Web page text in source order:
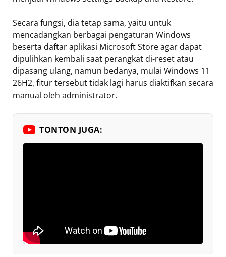
Secara fungsi, dia tetap sama, yaitu untuk
mencadangkan berbagai pengaturan Windows
beserta daftar aplikasi Microsoft Store agar dapat
dipulihkan kembali saat perangkat di-reset atau
dipasang ulang, namun bedanya, mulai Windows 11
26H2, fitur tersebut tidak lagi harus diaktifkan secara
manual oleh administrator.
TONTON JUGA: